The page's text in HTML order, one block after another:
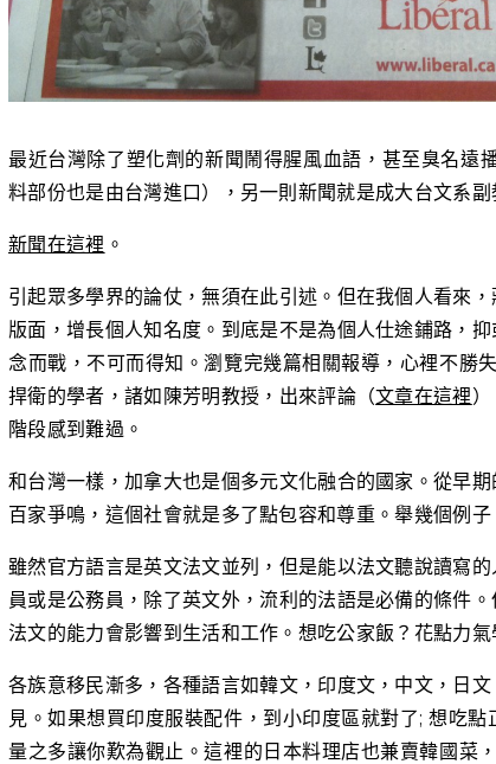
最近台灣除了塑化劑的新聞鬧得腥風血語，甚至臭名遠
料部份也是由台灣進口），另一則新聞就是成大台文系
新聞在這裡 。
引起眾多學界的論仗，無須在此引述。但在我個人看來
版面，增長個人知名度。到底是不是為個人仕途鋪路，
念而戰，不可而得知。瀏覽完幾篇相關報導，心裡不勝
捍衛的學者，諸如陳芳明教授，出來評論（文章在這裡
階段感到難過。
和台灣一樣，加拿大也是個多元文化融合的國家。從早
百家爭鳴，這個社會就是多了點包容和尊重。舉幾個例子
雖然官方語言是英文法文並列，但是能以法文聽說讀寫
員或是公務員，除了英文外，流利的法語是必備的條件
法文的能力會影響到生活和工作。想吃公家飯？花點力氣
各族意移民漸多，各種語言如韓文，印度文，中文，日
見。如果想買印度服裝配件，到小印度區就對了; 想吃
量之多讓你歎為觀止。這裡的日本料理店也兼賣韓國菜